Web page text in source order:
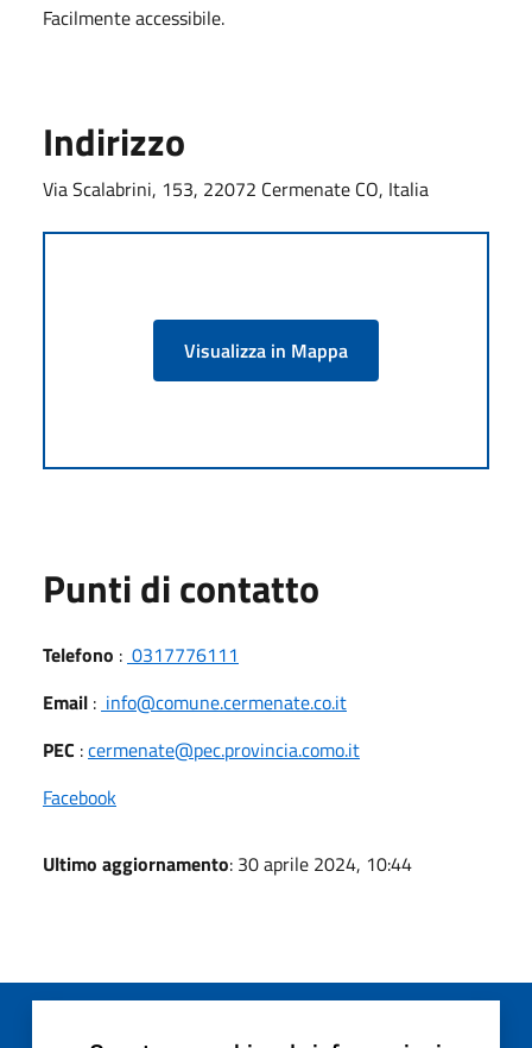
Facilmente accessibile.
Indirizzo
Via Scalabrini, 153, 22072 Cermenate CO, Italia
Visualizza in Mappa
Punti di contatto
Telefono : 0317776111
Email : info@comune.cermenate.co.it
PEC :cermenate@pec.provincia.como.it
Facebook
Ultimo aggiornamento: 30 aprile 2024, 10:44